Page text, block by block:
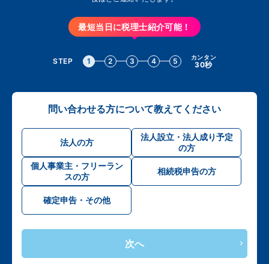
最短当日に税理士紹介可能！
STEP 1 2 3 4 5 カンタン
30秒
問い合わせる方について教えてください
法人の方
法人設立・法人成り予定
の方
個人事業主・フリーラン
スの方
相続税申告の方
確定申告・その他
次へ